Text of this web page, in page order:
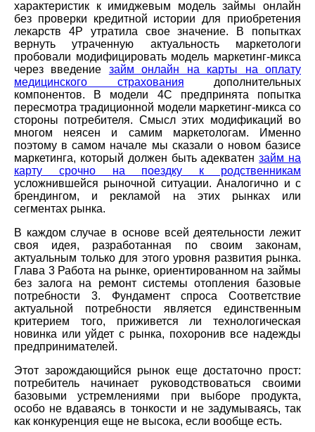
характеристик к имиджевым модель займы онлайн
без проверки кредитной истории для приобретения
лекарств 4Р утратила свое значение. В попытках
вернуть утраченную актуальность маркетологи
пробовали модифицировать модель маркетинг-микса
через введение займ онлайн на карты на оплату
медицинского страхования дополнительных
компонентов. В модели 4С предпринята попытка
пересмотра традиционной модели маркетинг-микса со
стороны потребителя. Смысл этих модификаций во
многом неясен и самим маркетологам. Именно
поэтому в самом начале мы сказали о новом базисе
маркетинга, который должен быть адекватензайм на
карту срочно на поездку к родственникам
усложнившейся рыночной ситуации. Аналогично и с
брендингом, и рекламой на этих рынках или
сегментах рынка.
В каждом случае в основе всей деятельности лежит
своя идея, разработанная по своим законам,
актуальным только для этого уровня развития рынка.
Глава 3 Работа на рынке, ориентированном на займы
без залога на ремонт системы отопления базовые
потребности 3. Фундамент спроса Соответствие
актуальной потребности является единственным
критерием того, приживется ли технологическая
новинка или уйдет с рынка, похоронив все надежды
предпринимателей.
Этот зарождающийся рынок еще достаточно прост:
потребитель начинает руководствоваться своими
базовыми устремлениями при выборе продукта,
особо не вдаваясь в тонкости и не задумываясь, так
как конкуренция еще не высока, если вообще есть.